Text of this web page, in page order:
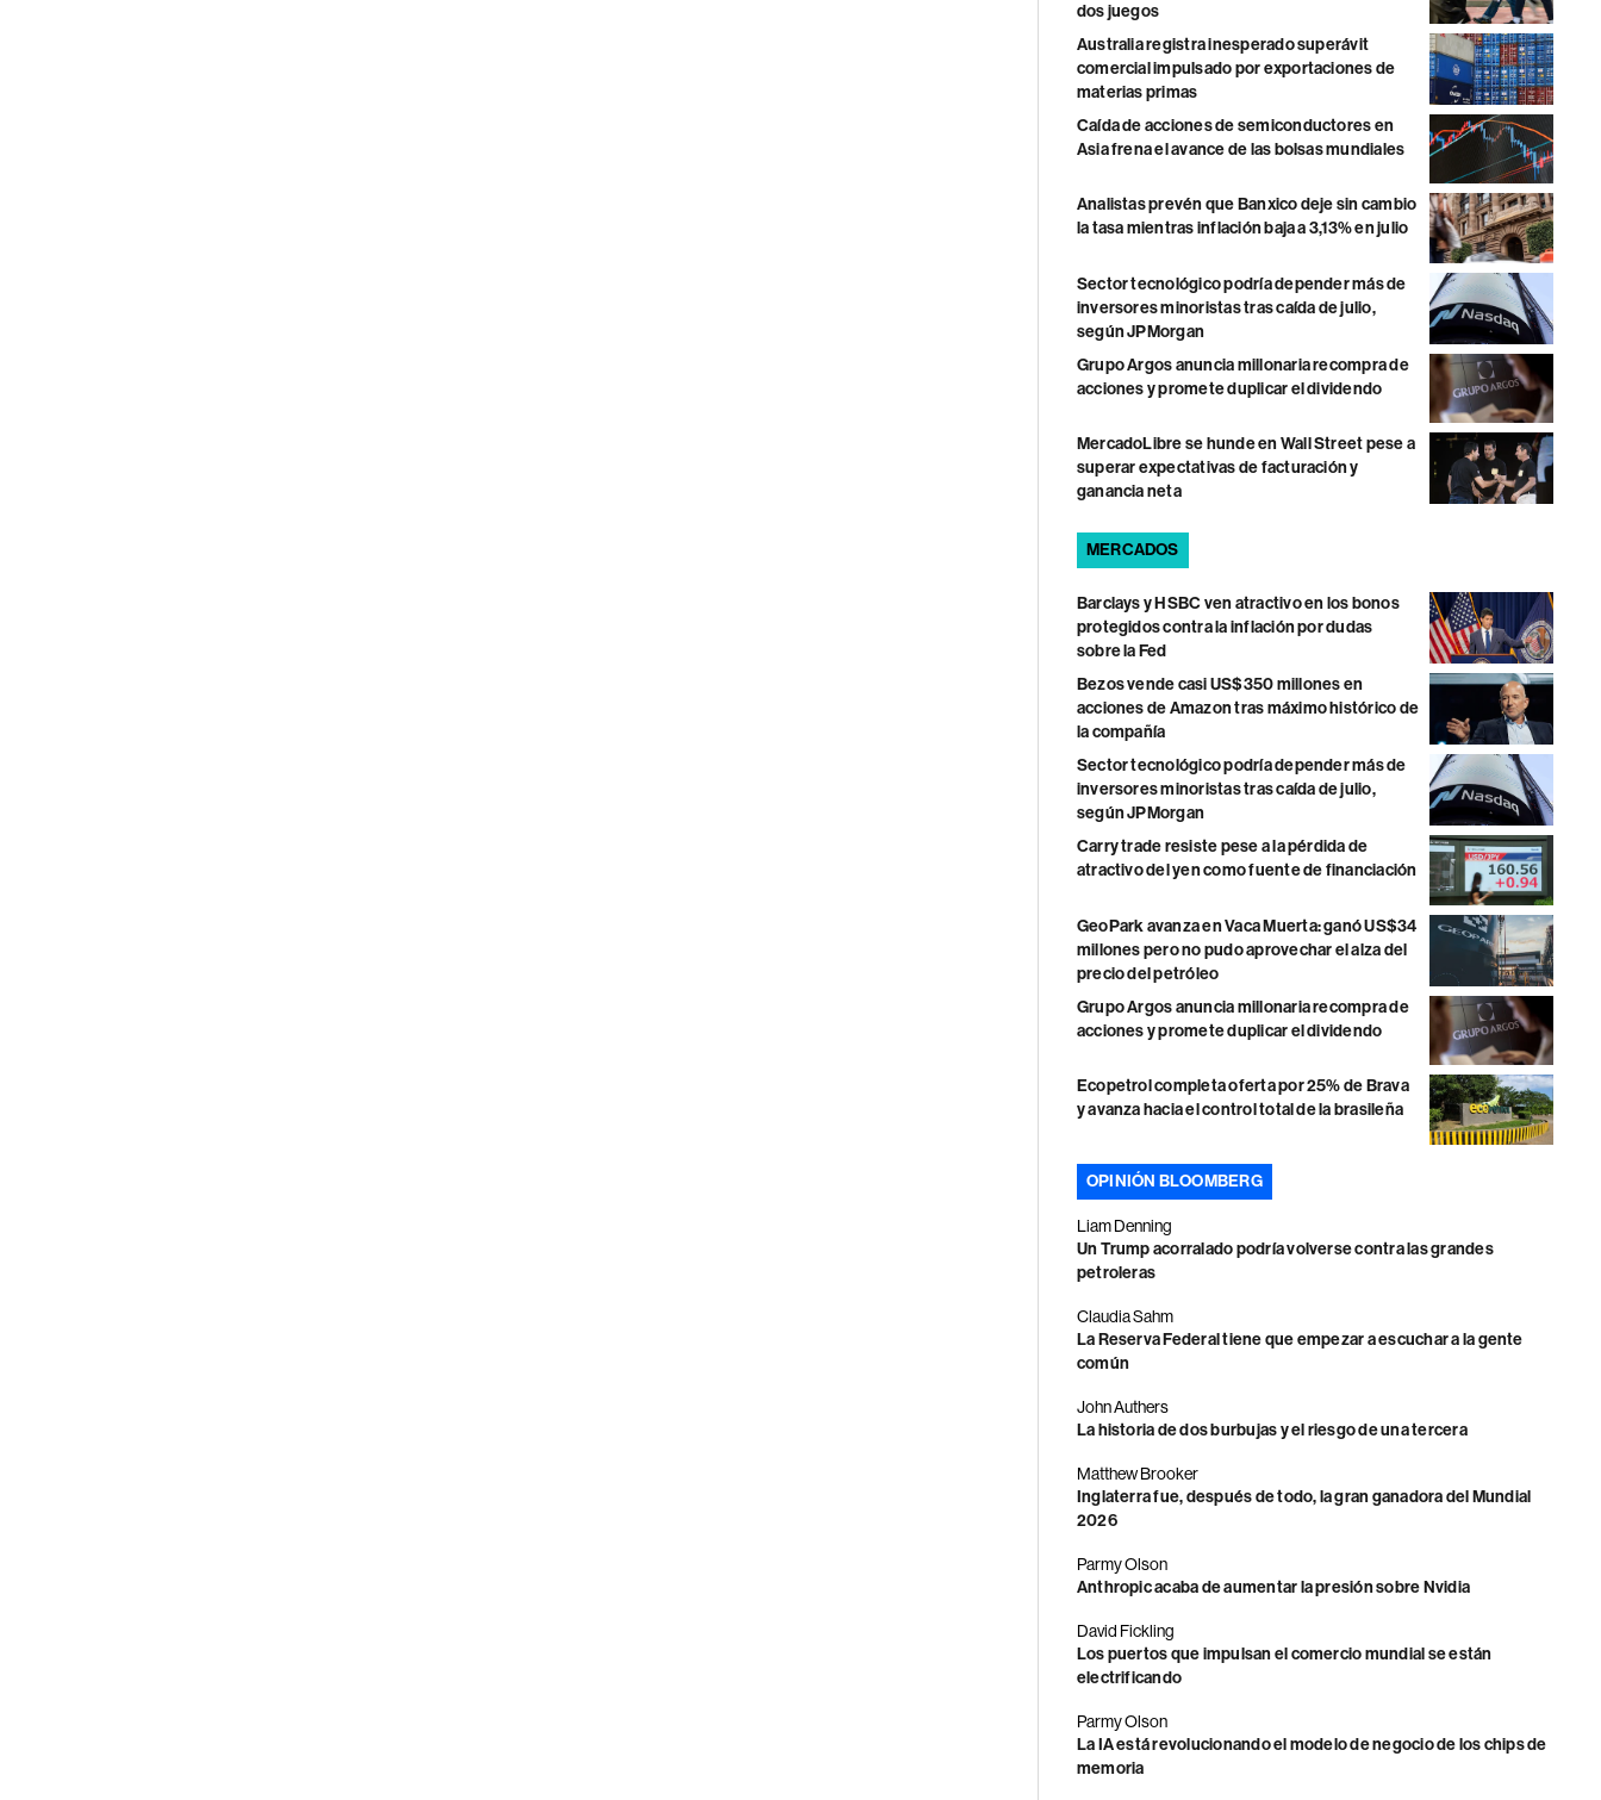
dos juegos
Australia registra inesperado superávit
comercial impulsado por exportaciones de
materias primas
Caída de acciones de semiconductores en
Asia frena el avance de las bolsas mundiales
Analistas prevén que Banxico deje sin cambio
la tasa mientras inflación baja a 3,13% en julio
Sector tecnológico podría depender más de
inversores minoristas tras caída de julio,
según JPMorgan
Grupo Argos anuncia millonaria recompra de
acciones y promete duplicar el dividendo
MercadoLibre se hunde en Wall Street pese a
superar expectativas de facturación y
ganancia neta
MERCADOS
Barclays y HSBC ven atractivo en los bonos
protegidos contra la inflación por dudas
sobre la Fed
Bezos vende casi US$350 millones en
acciones de Amazon tras máximo histórico de
la compañía
Sector tecnológico podría depender más de
inversores minoristas tras caída de julio,
según JPMorgan
Carry trade resiste pese a la pérdida de
atractivo del yen como fuente de financiación
GeoPark avanza en Vaca Muerta: ganó US$34
millones pero no pudo aprovechar el alza del
precio del petróleo
Grupo Argos anuncia millonaria recompra de
acciones y promete duplicar el dividendo
Ecopetrol completa oferta por 25% de Brava
y avanza hacia el control total de la brasileña
OPINIÓN BLOOMBERG
Liam Denning
Un Trump acorralado podría volverse contra las grandes
petroleras
Claudia Sahm
La Reserva Federal tiene que empezar a escuchar a la gente
común
John Authers
La historia de dos burbujas y el riesgo de una tercera
Matthew Brooker
Inglaterra fue, después de todo, la gran ganadora del Mundial
2026
Parmy Olson
Anthropic acaba de aumentar la presión sobre Nvidia
David Fickling
Los puertos que impulsan el comercio mundial se están
electrificando
Parmy Olson
La IA está revolucionando el modelo de negocio de los chips de
memoria